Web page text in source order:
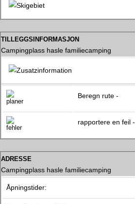
tilleggsinformasjon
Campingplass hasle familiecamping
Beregn rute -
rapportere en feil -
adresse
Campingplass hasle familiecamping
Åpningstider: